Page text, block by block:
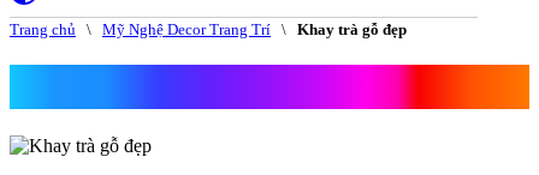
Trang chủ \ Mỹ Nghệ Decor Trang Trí \ Khay trà gỗ đẹp